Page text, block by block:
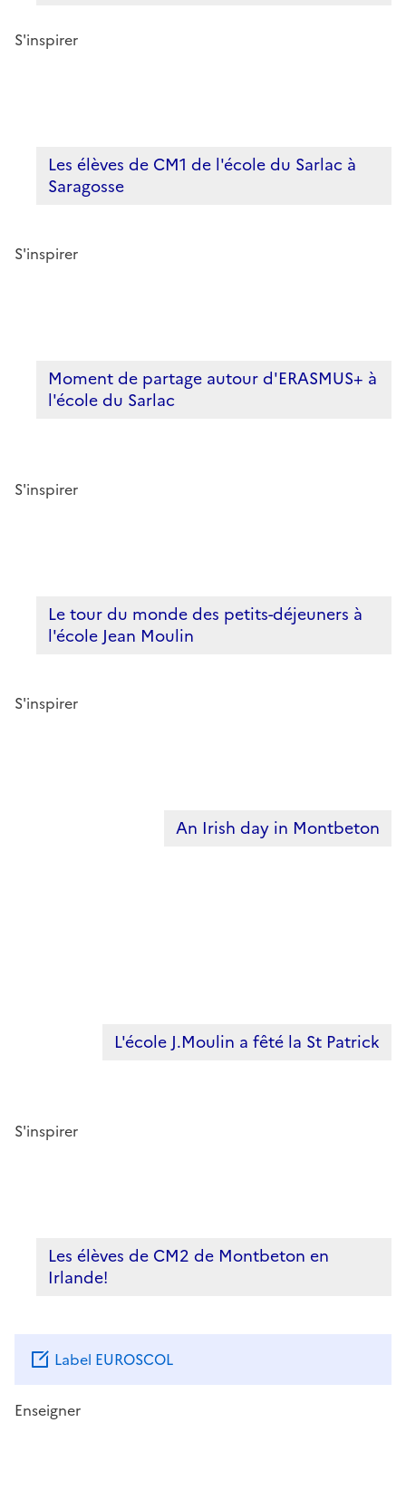
S'inspirer
Les élèves de CM1 de l'école du Sarlac à
Saragosse
S'inspirer
Moment de partage autour d'ERASMUS+ à
l'école du Sarlac
S'inspirer
Le tour du monde des petits-déjeuners à
l'école Jean Moulin
S'inspirer
An Irish day in Montbeton
L'école J.Moulin a fêté la St Patrick
S'inspirer
Les élèves de CM2 de Montbeton en
Irlande!
Label EUROSCOL
Enseigner